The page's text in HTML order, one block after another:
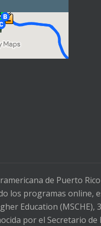
de Puerto
los programas online,
Education (MSCHE),
por el Secretario